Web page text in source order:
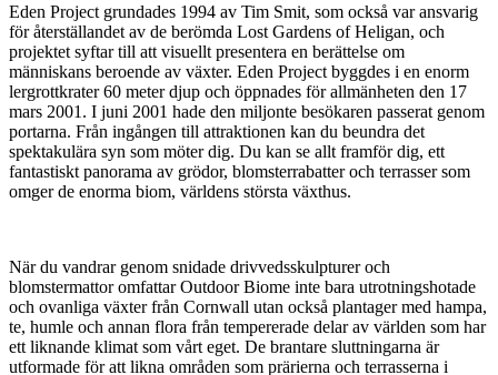
Eden Project grundades 1994 av Tim Smit, som också var ansvarig
för återställandet av de berömda Lost Gardens of Heligan, och
projektet syftar till att visuellt presentera en berättelse om
människans beroende av växter. Eden Project byggdes i en enorm
lergrottkrater 60 meter djup och öppnades för allmänheten den 17
mars 2001. I juni 2001 hade den miljonte besökaren passerat genom
portarna. Från ingången till attraktionen kan du beundra det
spektakulära syn som möter dig. Du kan se allt framför dig, ett
fantastiskt panorama av grödor, blomsterrabatter och terrasser som
omger de enorma biom, världens största växthus.
När du vandrar genom snidade drivvedsskulpturer och
blomstermattor omfattar Outdoor Biome inte bara utrotningshotade
och ovanliga växter från Cornwall utan också plantager med hampa,
te, humle och annan flora från tempererade delar av världen som har
ett liknande klimat som vårt eget. De brantare sluttningarna är
utformade för att likna områden som prärierna och terrasserna i